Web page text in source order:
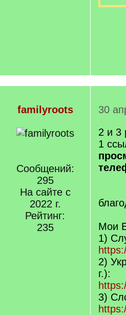
familyroots
Сообщений:
295
На сайте с
2022 г.
Рейтинг:
235
30
2 и 3
1
Мои
1)
2)
г.):
3)